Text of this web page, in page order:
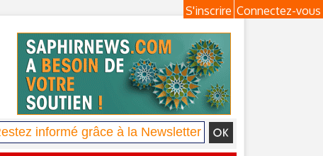
Connectez-vous
S'inscrire